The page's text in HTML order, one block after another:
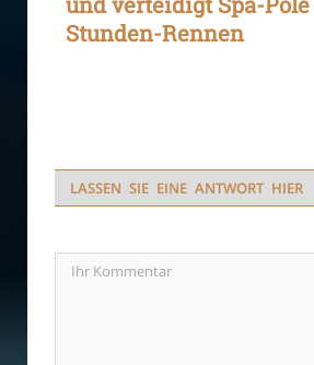
Stunden-Rennen
LASSEN SIE EINE ANTWORT HIER